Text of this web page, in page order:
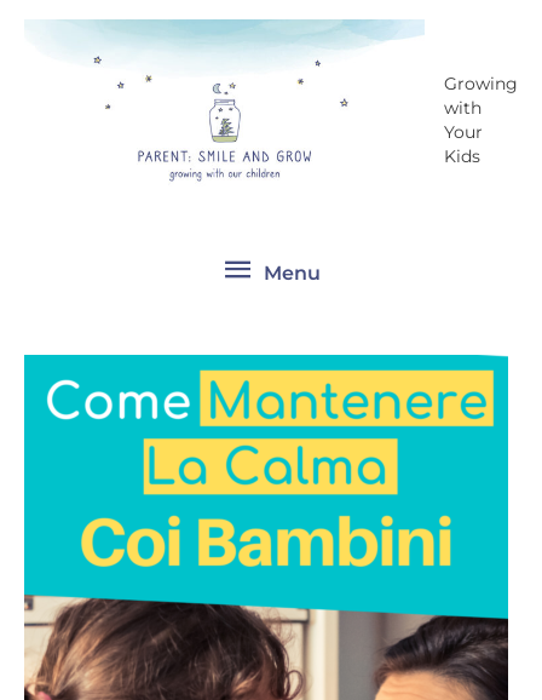
Growing
with
Your
Kids
Menu
Menu